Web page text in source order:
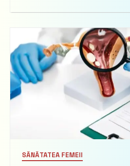
SĂNĂTATEA FEMEII